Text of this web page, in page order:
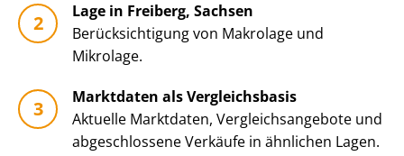
Lage in Freiberg, Sachsen
Be­rück­sich­ti­gung von Makrolage und
Mikrolage.
Marktdaten als Vergleichsbasis
Aktuelle Marktdaten, Ver­gleichs­an­ge­bo­te und
abgeschlossene Verkäufe in ähnlichen Lagen.